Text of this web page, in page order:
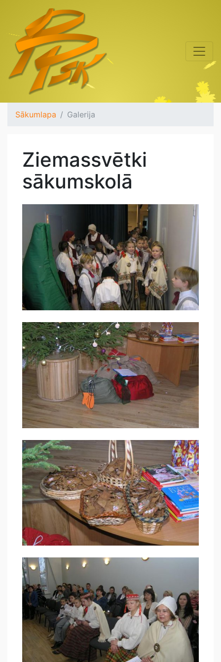
Sākumlapa Galerija
Ziemassvētki
sākumskolā